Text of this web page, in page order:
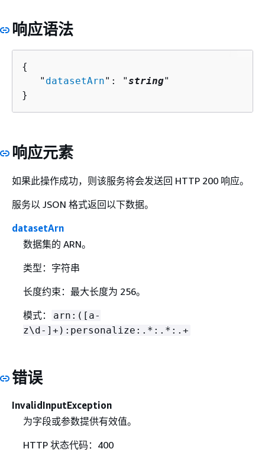
响应语法
{
   "
datasetArn": "string"
}
响应元素
如果此操作成功，则该服务将会发送回 HTTP 200 响应。
服务以 JSON 格式返回以下数据。
datasetArn
数据集的 ARN。
类型：字符串
长度约束：最大长度为 256。
模式：
arn:([a-
z\d-]+):personalize:.*:.*:.+
错误
InvalidInputException
为字段或参数提供有效值。
HTTP 状态代码：400